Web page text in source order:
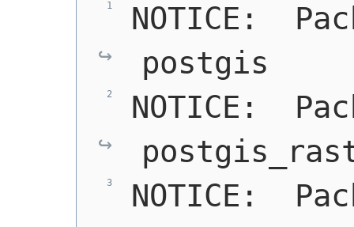
NOTICE:
postgis
NOTICE:
NOTICE: